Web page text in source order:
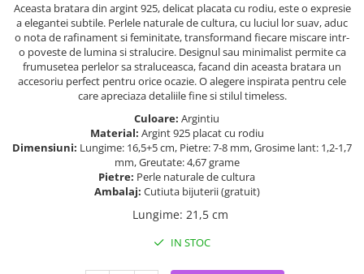
Aceasta bratara din argint 925, delicat placata cu rodiu, este o expresie
a elegantei subtile. Perlele naturale de cultura, cu luciul lor suav, aduc
o nota de rafinament si feminitate, transformand fiecare miscare intr-
o poveste de lumina si stralucire. Designul sau minimalist permite ca
frumusetea perlelor sa straluceasca, facand din aceasta bratara un
accesoriu perfect pentru orice ocazie. O alegere inspirata pentru cele
care apreciaza detaliile fine si stilul timeless.
Culoare: Argintiu
Material: Argint 925 placat cu rodiu
Dimensiuni: Lungime: 16,5+5 cm, Pietre: 7-8 mm, Grosime lant: 1,2-1,7
mm, Greutate: 4,67 grame
Pietre: Perle naturale de cultura
Ambalaj: Cutiuta bijuterii (gratuit)
Lungime: 21,5 cm
IN STOC